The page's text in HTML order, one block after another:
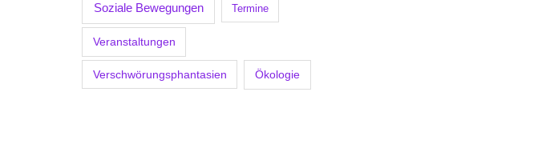
Soziale Bewegungen Termine
Veranstaltungen
Verschwörungsphantasien Ökologie